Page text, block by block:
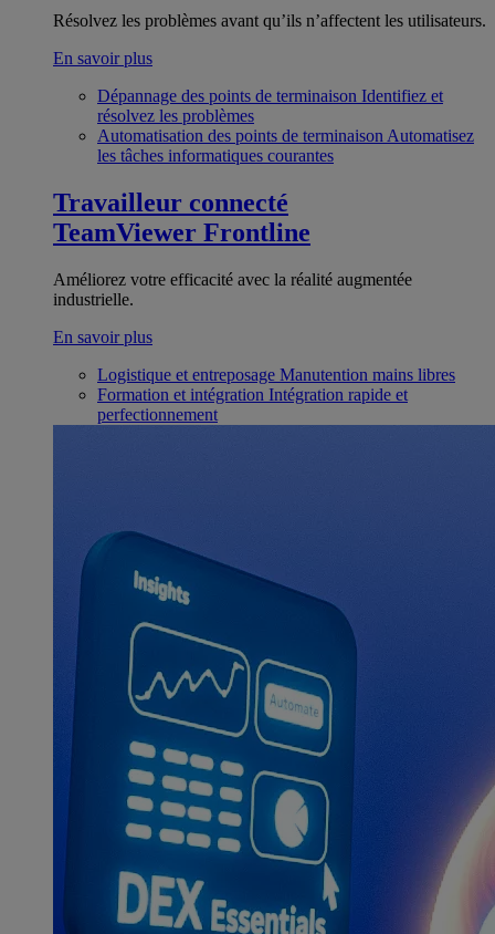
Résolvez les problèmes avant qu’ils n’affectent les utilisateurs.
En savoir plus
Dépannage des points de terminaison Identifiez et
résolvez les problèmes
Automatisation des points de terminaison Automatisez
les tâches informatiques courantes
Travailleur connecté
TeamViewer Frontline
Améliorez votre efficacité avec la réalité augmentée
industrielle.
En savoir plus
Logistique et entreposage Manutention mains libres
Formation et intégration Intégration rapide et
perfectionnement